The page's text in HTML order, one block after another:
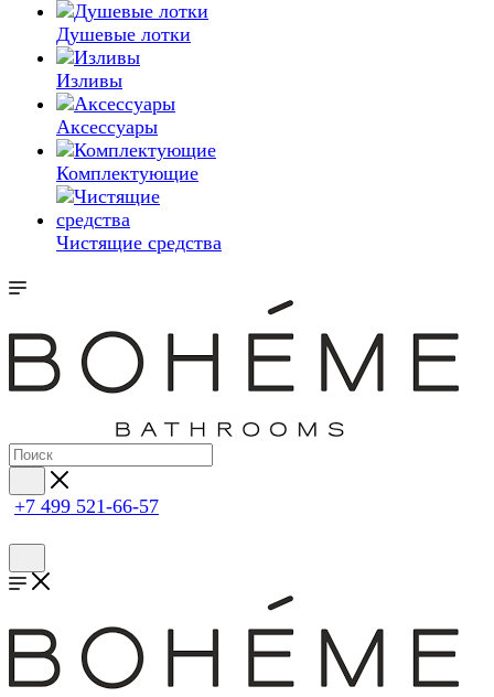
Душевые лотки
Изливы
Аксессуары
Комплектующие
Чистящие средства
+7 499 521-66-57